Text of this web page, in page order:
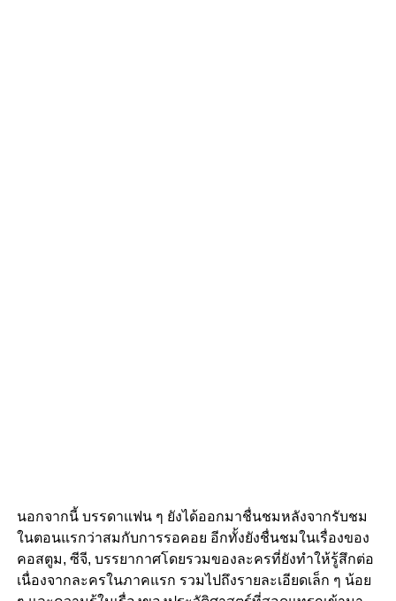
นอกจากนี้ บรรดาแฟน ๆ ยังได้ออกมาชื่นชมหลังจากรับชม
ในตอนแรกว่าสมกับการรอคอย อีกทั้งยังชื่นชมในเรื่องของ
คอสตูม, ซีจี, บรรยากาศโดยรวมของละครที่ยังทำให้รู้สึกต่อ
เนื่องจากละครในภาคแรก รวมไปถึงรายละเอียดเล็ก ๆ น้อย